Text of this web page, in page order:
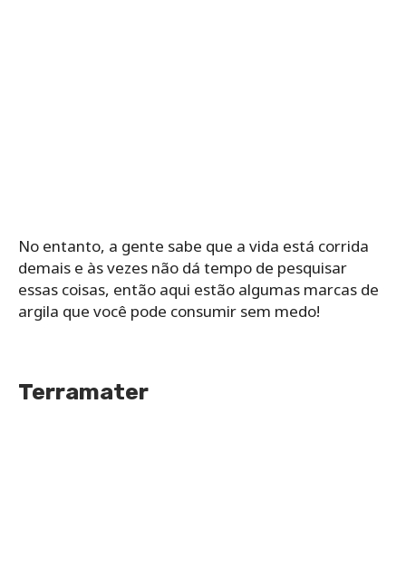
No entanto, a gente sabe que a vida está corrida
demais e às vezes não dá tempo de pesquisar
essas coisas, então aqui estão algumas marcas de
argila que você pode consumir sem medo!
Terramater